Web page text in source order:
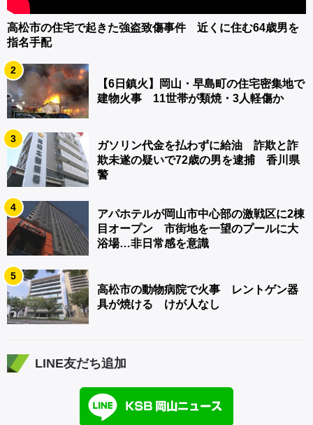
高松市の住宅で起きた強盗致傷事件 近くに住む64歳男を
指名手配
2
【6日鎮火】岡山・早島町の住宅密集地で
建物火事 11世帯が類焼・3人軽傷か
3
ガソリン代金を払わずに給油 詐欺と詐
欺未遂の疑いで72歳の男を逮捕 香川県
警
4
アパホテルが岡山市中心部の激戦区に2棟
目オープン 市街地を一望のプールに大
浴場…非日常感を意識
5
高松市の動物病院で火事 レントゲン器
具が焼ける けが人なし
LINE友だち追加